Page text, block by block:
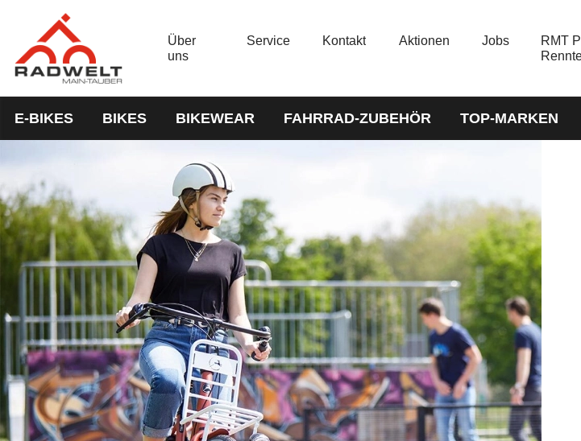
Über
uns
Service Kontakt Aktionen Jobs
RMT
E-BIKES BIKES BIKEWEAR FAHRRAD-ZUBEHÖR TOP-MARKEN